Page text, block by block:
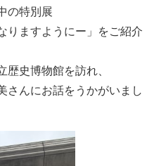
の特別展
りますようにー」をご紹介
史博物館を訪れ、
さんにお話をうかがいまし